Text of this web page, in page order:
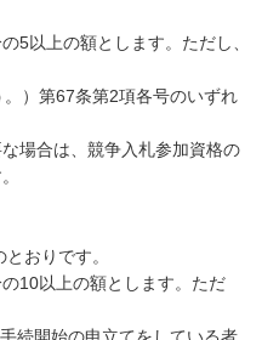
5以上の額とします。ただし、
）第67条第2項各号のいずれ
合は、競争入札参加資格の
おりです。
10以上の額とします。ただ